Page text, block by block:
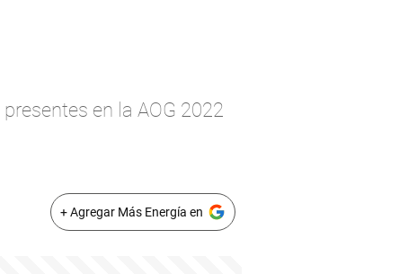
en la AOG 2022
+ Agregar Más Energía en